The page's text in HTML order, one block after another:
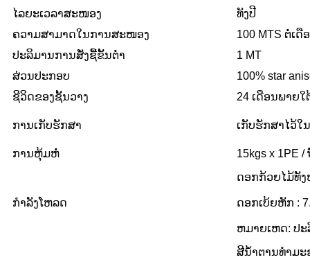
ໄລຍະເວລາສະໜອງ
ທັງປີ
ຄວາມສາມາດໃນການສະໜອງ
100 MTS ຕໍ່ເດື
ປະລິມານການສັ່ງຊື້ຂັ້ນຕ່ຳ
1 MT
ສ່ວນປະກອບ
100% star
ຊີວິດຂອງຊັ້ນວາງ
24 ເດືອນພາຍ
ການເກັບຮັກສາ ເກັບຮັກສາໄວ້
ການຫຸ້ມຫໍ່ 15kgs x 1PE
ກຳລັງໂຫລດ
ດອກກ້ວຍໄມ້ທັງ
ດອກເບ້ຍຫັກ :
ຫມາຍເຫດ: ປ
ສີນ້ຳຕານທຳມະ